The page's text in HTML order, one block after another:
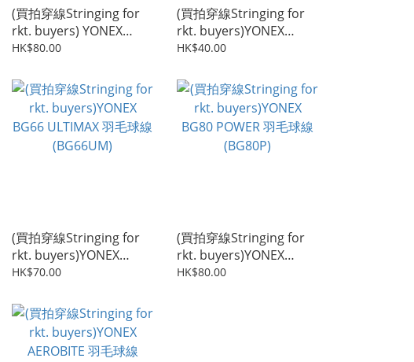
(買拍穿線Stringing for
rkt. buyers) YONEX
BG80 羽毛球線
HK$80.00
(買拍穿線Stringing for
rkt. buyers)YONEX
BG65 羽毛球線 (BG65)
HK$40.00
(買拍穿線Stringing for
rkt. buyers)YONEX
BG66 ULTIMAX 羽毛球線
HK$70.00
(買拍穿線Stringing for
rkt. buyers)YONEX
BG80 POWER 羽毛球線
HK$80.00